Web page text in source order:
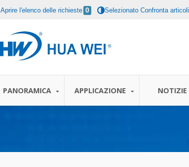
Aprire l'elenco delle richieste 0 Selezionato Confronta articoli
PANORAMICA APPLICAZIONE NOTIZIE